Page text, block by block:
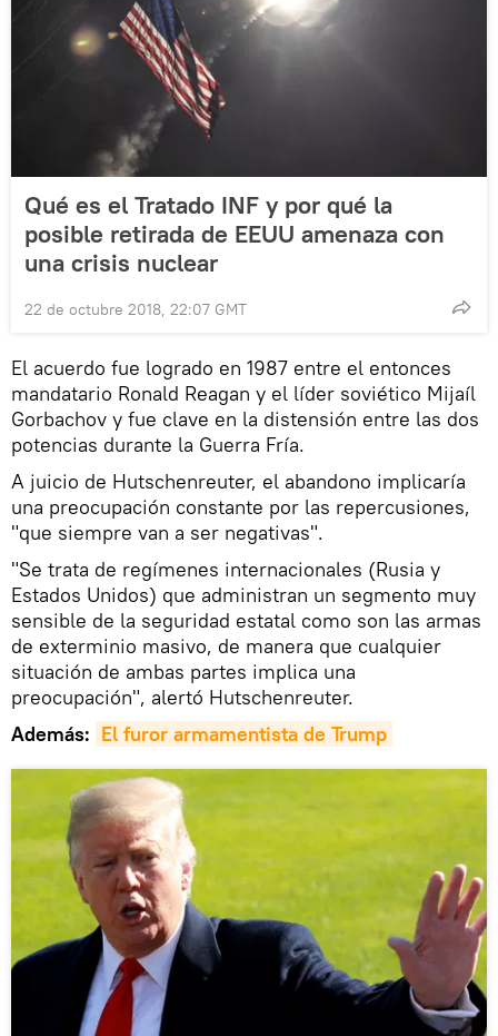
Qué es el Tratado INF y por qué la
posible retirada de EEUU amenaza con
una crisis nuclear
22 de octubre 2018, 22:07 GMT
El acuerdo fue logrado en 1987 entre el entonces
mandatario Ronald Reagan y el líder soviético Mijaíl
Gorbachov y fue clave en la distensión entre las dos
potencias durante la Guerra Fría.
A juicio de Hutschenreuter, el abandono implicaría
una preocupación constante por las repercusiones,
"que siempre van a ser negativas".
"Se trata de regímenes internacionales (Rusia y
Estados Unidos) que administran un segmento muy
sensible de la seguridad estatal como son las armas
de exterminio masivo, de manera que cualquier
situación de ambas partes implica una
preocupación", alertó Hutschenreuter.
Además: El furor armamentista de Trump